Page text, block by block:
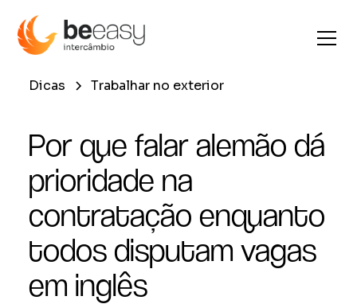
Dicas Trabalhar no exterior
Por que falar alemão dá
prioridade na
contratação enquanto
todos disputam vagas
em inglês